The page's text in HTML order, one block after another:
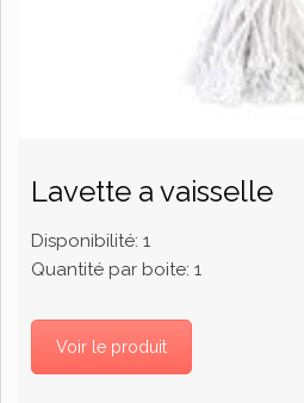
Lavette a vaisselle
Disponibilité: 1
Quantité par boite: 1
Voir le produit